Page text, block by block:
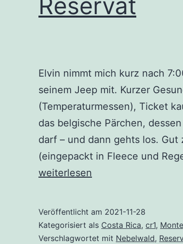
Reservat
Elvin nimmt mich kurz nach
seinem Jeep mit. Kurzer
(Temperaturmessen), Ticket
das belgische Pärchen,
darf – und dann gehts los.
(eingepackt in Fleece und
MonteVerde
weiterlesen
Veröffentlicht am 2021-11-28
Kategorisiert als Costa Rica, cr1,
Verschlagwortet mit Nebelwald,